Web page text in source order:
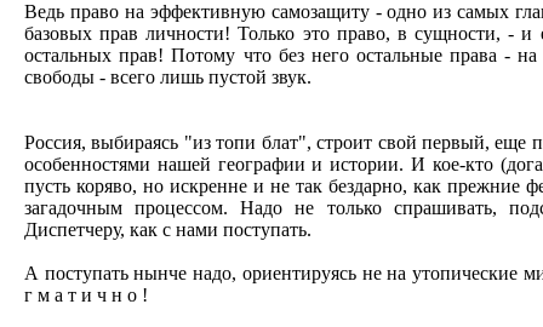
Ведь право на эффективную самозащиту - одно из самых
базовых прав личности! Только это право, в сущности, -
остальных прав! Потому что без него остальные права -
свободы - всего лишь пустой звук.
Россия, выбираясь "из топи блат", строит свой первый, еще
особенностями нашей географии и истории. И кое-кто
пусть коряво, но искренне и не так бездарно, как прежние
загадочным процессом. Надо не только спрашивать,
Диспетчеру, как с нами поступать.
А поступать нынче надо, ориентируясь не на утопические
г м а т и ч н о !